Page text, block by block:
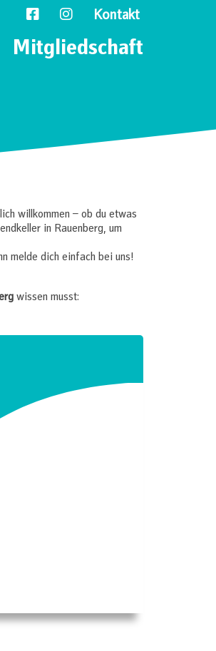
Kontakt
Mitgliedschaft
willkommen – ob du etwas
in Rauenberg, um
melde dich einfach bei uns!
wissen musst: